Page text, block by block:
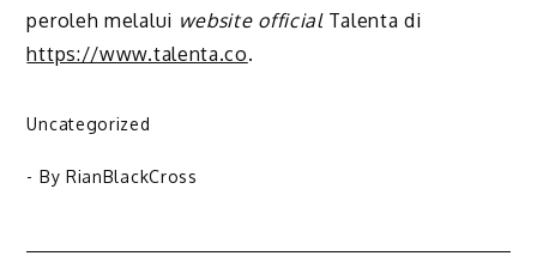
peroleh melalui website officialTalenta di
https://www.talenta.co.
Uncategorized
- By RianBlackCross